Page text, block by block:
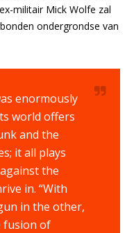
militair Mick Wolfe zal
ondergrondse van
enormously
world offers
and the
it all plays
the
in. “With
in the other,
fusion of